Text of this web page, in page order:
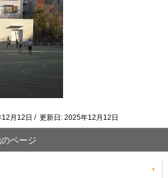
月12日 / 更新日: 2025年12月12日
ページ